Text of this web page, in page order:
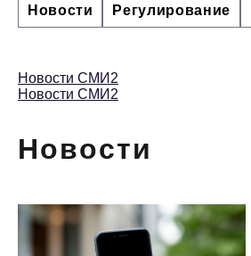
Новости Регулирование
Новости СМИ2
Новости СМИ2
Новости